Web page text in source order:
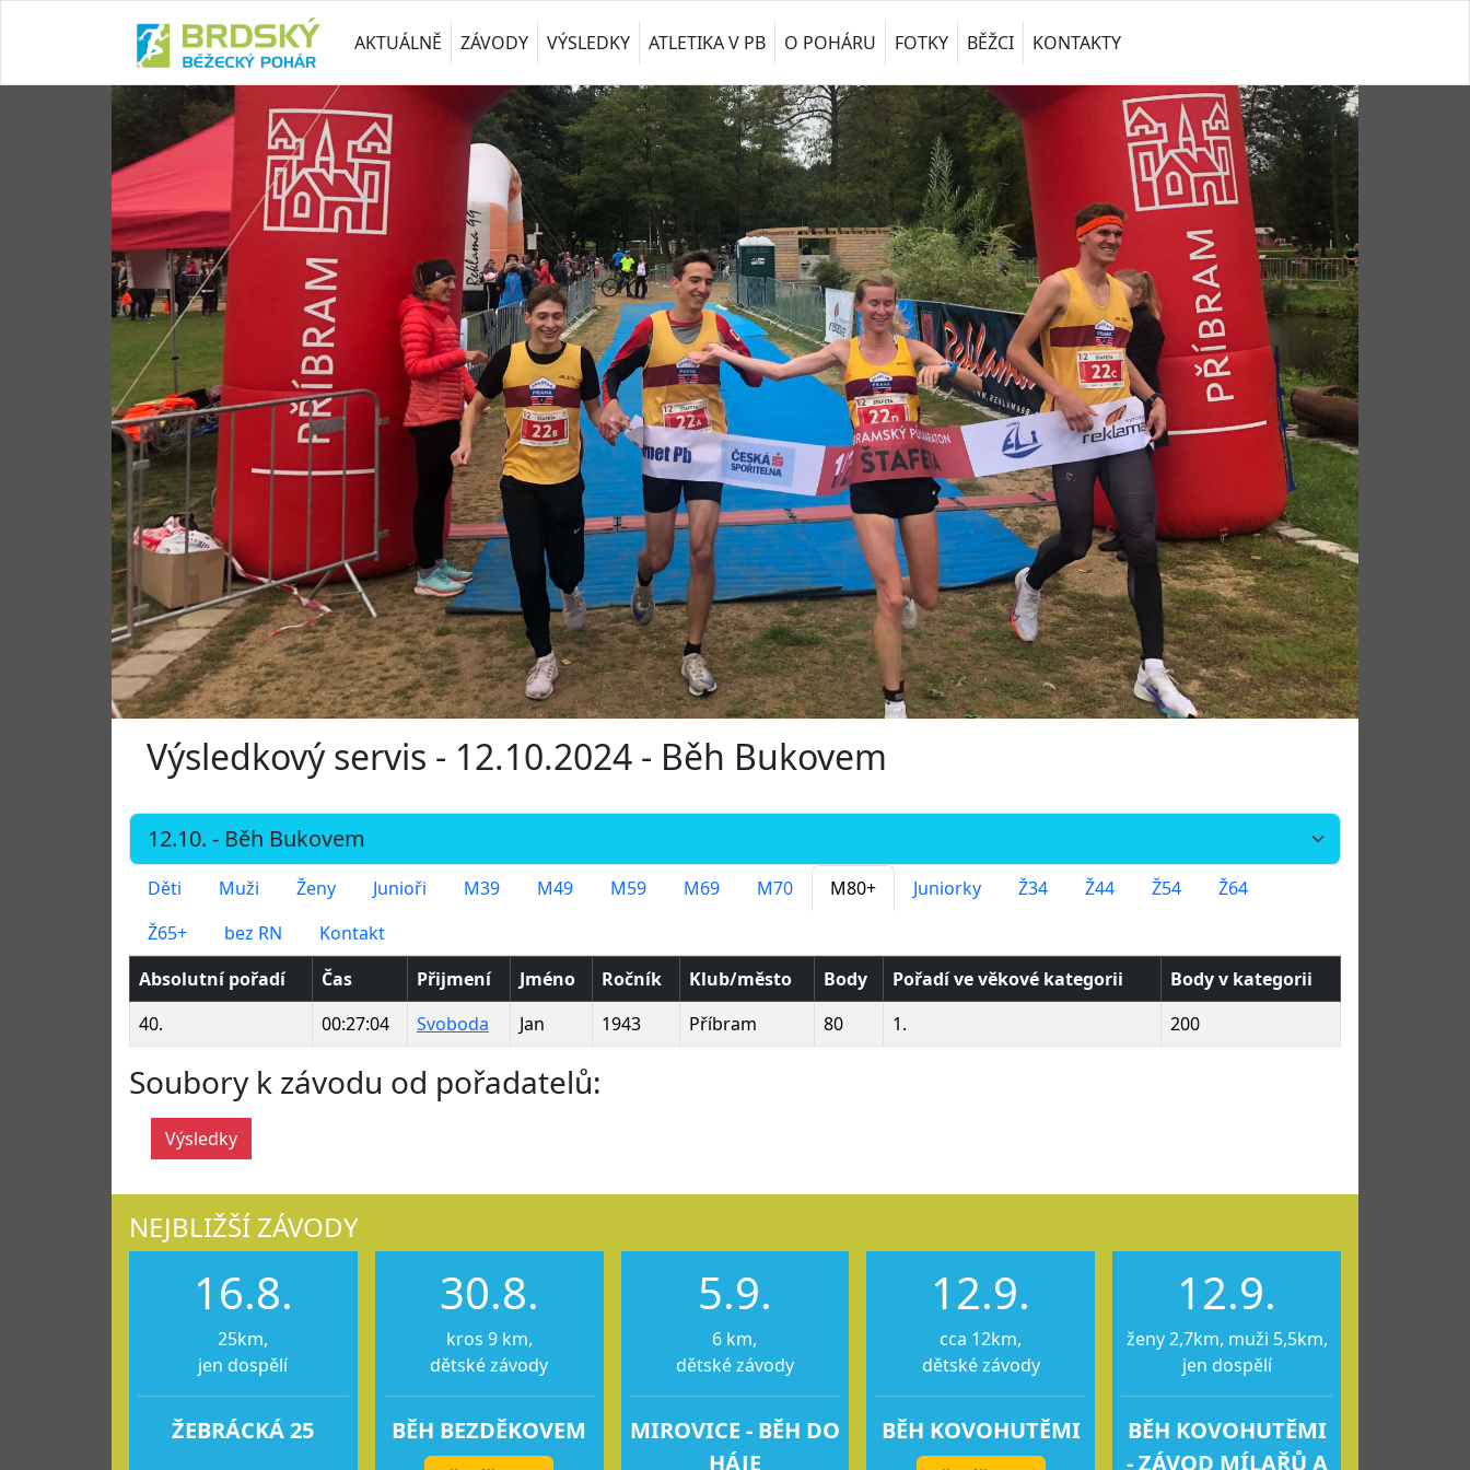
AKTUÁLNĚ ZÁVODY VÝSLEDKY ATLETIKA V PB O POHÁRU FOTKY BĚŽCI KONTAKTY
Výsledkový servis - 12.10.2024 - Běh Bukovem
Děti Muži Ženy Junioři M39 M49 M59 M69 M70 M80+ Juniorky Ž34 Ž44 Ž54
Ž64
Ž65+
bez RN
Kontakt
Absolutní pořadí
Čas Přijmení Jméno Ročník Klub/město Body Pořadí ve věkové kategorii
Body v kategorii
40.
00:27:04 Svoboda Jan 1943 Příbram 80 1. 200
Soubory k závodu od pořadatelů:
Výsledky
NEJBLIŽŠÍ ZÁVODY
16.8.
25km,
jen dospělí
ŽEBRÁCKÁ 25
30.8.
kros 9 km,
dětské závody
BĚH BEZDĚKOVEM
5.9.
6 km,
dětské závody
MIROVICE - BĚH DO
HÁJE
12.9.
cca 12km,
dětské závody
BĚH KOVOHUTĚMI
12.9.
ženy 2,7km, muži 5,5km,
jen dospělí
BĚH KOVOHUTĚMI
- ZÁVOD MÍLAŘŮ A